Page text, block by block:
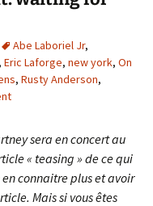
Abe Laboriel Jr,
, Eric Laforge, new york, On
, Rusty Anderson,
sera en concert au
« teasing » de ce qui
connaitre plus et avoir
Mais si vous êtes